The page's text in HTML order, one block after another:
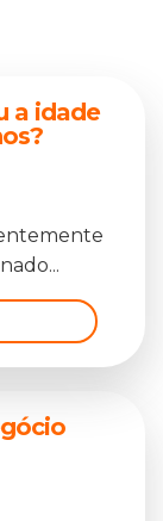
a idade